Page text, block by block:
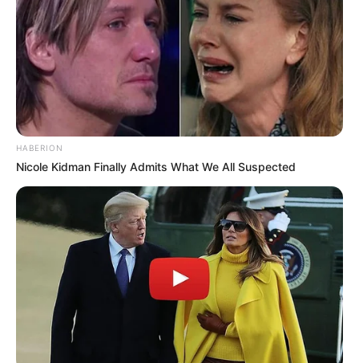
HABERION
Nicole Kidman Finally Admits What We All Suspected